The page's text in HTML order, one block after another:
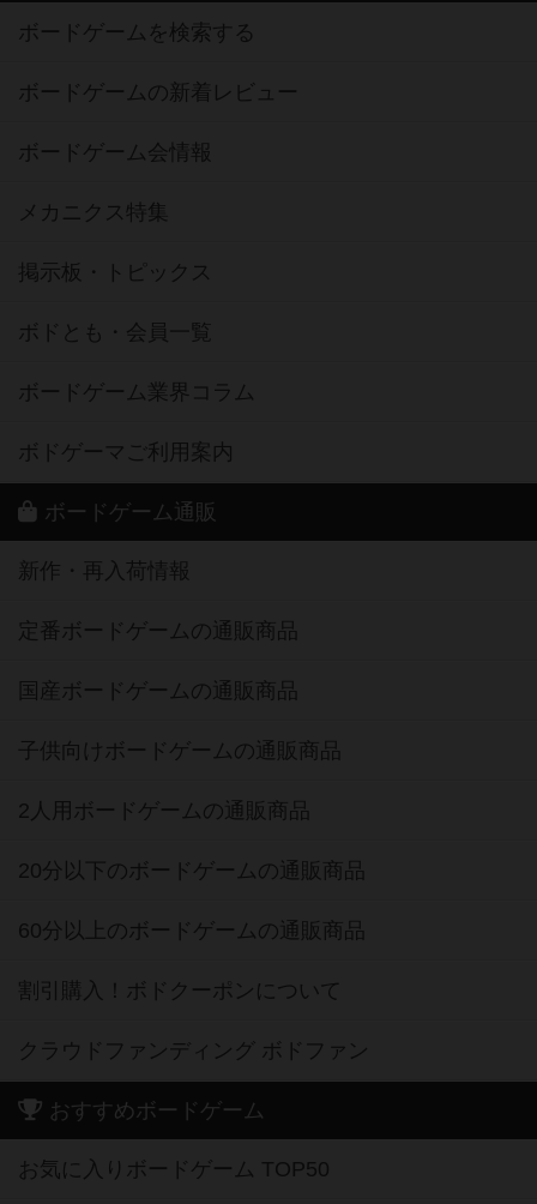
ボードゲームを検索する
ボードゲームの新着レビュー
ボードゲーム会情報
メカニクス特集
掲示板・トピックス
ボドとも・会員一覧
ボードゲーム業界コラム
ボドゲーマご利用案内
ボードゲーム通販
新作・再入荷情報
定番ボードゲームの通販商品
国産ボードゲームの通販商品
子供向けボードゲームの通販商品
2人用ボードゲームの通販商品
20分以下のボードゲームの通販商品
60分以上のボードゲームの通販商品
割引購入！ボドクーポンについて
クラウドファンディング ボドファン
おすすめボードゲーム
お気に入りボードゲーム TOP50